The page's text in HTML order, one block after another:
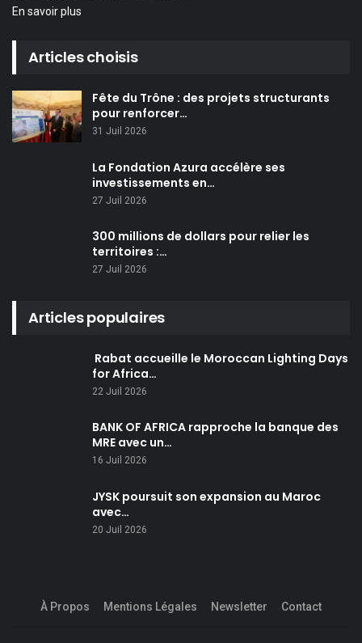
En savoir plus
Articles choisis
Fête du Trône : des projets structurants
pour renforcer…
31 Juil 2026
La Fondation Azura accélère ses
investissements en…
27 Juil 2026
300 millions de dollars pour relier les
territoires :…
27 Juil 2026
Articles populaires
Rabat accueille le Moroccan Lighting Days
for Africa…
22 Juil 2026
BANK OF AFRICA rapproche la banque des
MRE avec un…
16 Juil 2026
JYSK poursuit son expansion au Maroc
avec…
20 Juil 2026
À Propos Mentions Légales Newsletter Contact